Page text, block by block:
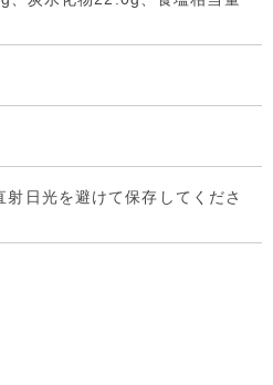
射日光を避けて保存してくださ